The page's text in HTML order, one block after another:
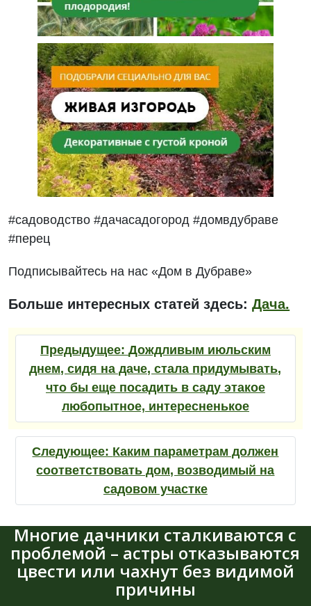
#садоводство #дачасадогород #домвдубраве
#перец
Подписывайтесь на нас «Дом в Дубраве»
Больше интересных статей здесь:Дача.
Предыдущее: Дождливым июльским
днем, сидя на даче, стала придумывать,
что бы еще посадить в саду этакое
любопытное, интересненькое
Следующее: Каким параметрам должен
соответствовать дом, возводимый на
садовом участке
Многие дачники сталкиваются с
проблемой – астры отказываются
цвести или чахнут без видимой
причины